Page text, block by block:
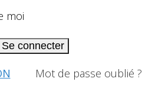
moi
Se connecter
Mot de passe oublié ?